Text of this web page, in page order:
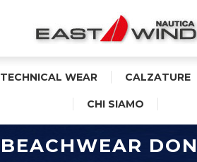
TECHNICAL WEAR CALZATURE
CHI SIAMO
BEACHWEAR